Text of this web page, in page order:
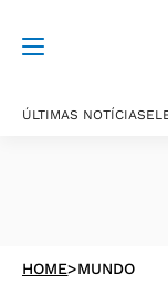
ÚLTIMAS NOTÍCIAS
HOME>MUNDO